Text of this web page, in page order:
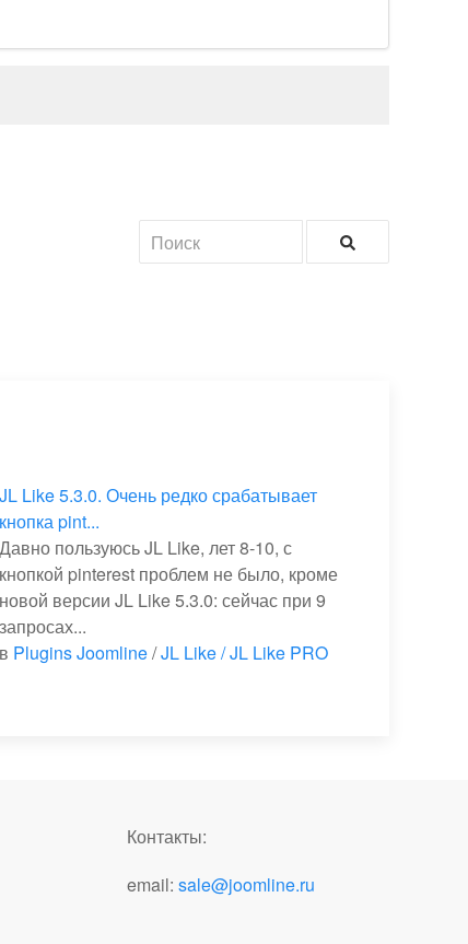
JL Like 5.3.0. Очень редко срабатывает
кнопка pint...
Давно пользуюсь JL Like, лет 8-10, с
кнопкой pinterest проблем не было, кроме
новой версии JL Like 5.3.0: сейчас при 9
запросах...
в Plugins Joomline/JL Like / JL Like PRO
Контакты:
email: sale@joomline.ru